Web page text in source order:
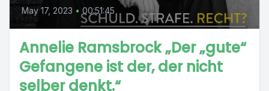
May 17, 2023 • 00:51:45
Annelie Ramsbrock „Der „gute“
Gefangene ist der, der nicht
selber denkt.“